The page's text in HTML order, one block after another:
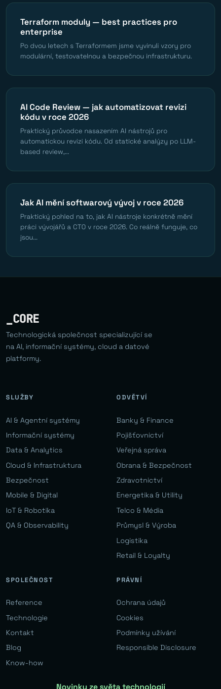
Terraform moduly — best practices pro
enterprise
Po dvou letech s Terraformem jsme vyvinuli vzory pro
modulární, testovatelnou a bezpečnou infrastrukturu.
AI Code Review — jak automatizovat revizi
kódu v roce 2026
Praktický průvodce nasazením AI nástrojů pro
automatickou revizi kódu. Od statické analýzy po LLM-
based review,...
Jak AI mění softwarový vývoj v roce 2026
Praktický pohled na to, jak AI nástroje konkrétně mění
práci vývojářů a CTO v roce 2026. Co reálně funguje, co
jsou...
_CORE
Technologická společnost specializující se
na AI, informační systémy, cloud a datové
platformy.
SLUŽBY
AI & Agentní systémy
Informační systémy
Data & Analytics
Cloud & Infrastruktura
Bezpečnost
Mobile & Digital
IoT & Robotika
QA & Observability
ODVĚTVÍ
Banky & Finance
Pojišťovnictví
Veřejná správa
Obrana & Bezpečnost
Zdravotnictví
Energetika & Utility
Telco & Média
Průmysl & Výroba
Logistika
Retail & Loyalty
SPOLEČNOST
Reference
Technologie
Kontakt
Blog
Know-how
PRÁVNÍ
Ochrana údajů
Cookies
Podmínky užívání
Responsible Disclosure
Novinky ze světa technologií